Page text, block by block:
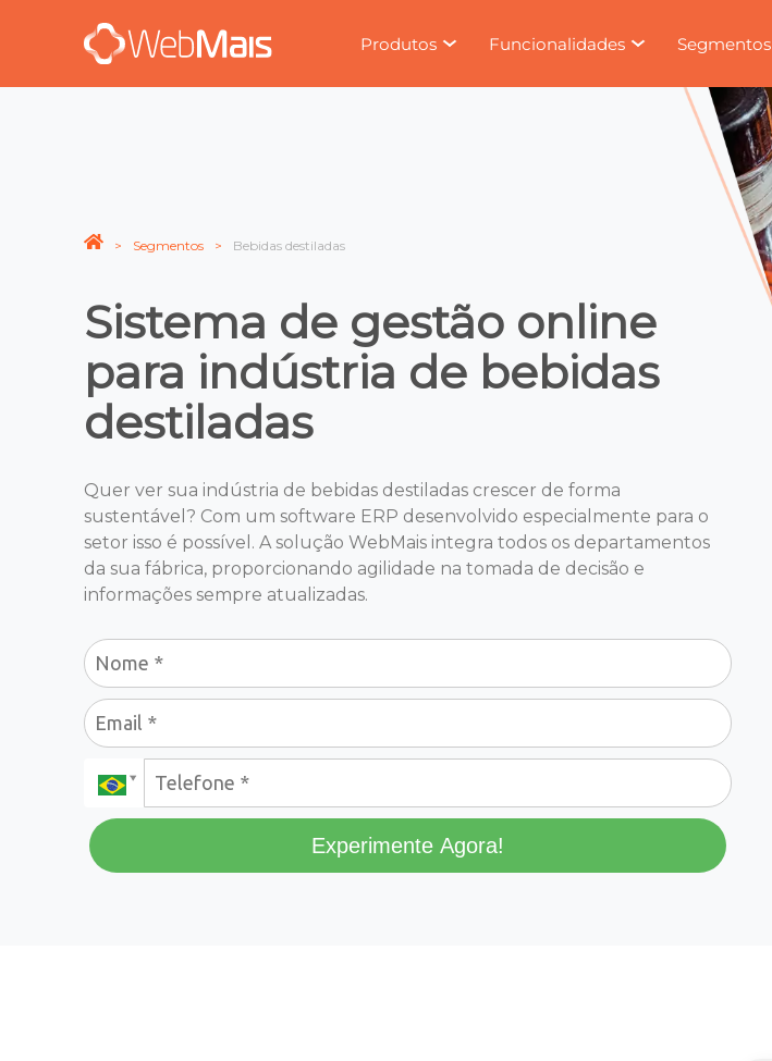
Produtos Funcionalidades Segmentos
Segmentos Bebidas destiladas
Sistema de gestão online
para indústria de bebidas
destiladas
Quer ver sua indústria de bebidas destiladas crescer de forma
sustentável? Com um software ERP desenvolvido especialmente para o
setor isso é possível. A solução WebMais integra todos os departamentos
da sua fábrica, proporcionando agilidade na tomada de decisão e
informações sempre atualizadas.
Experimente Agora!